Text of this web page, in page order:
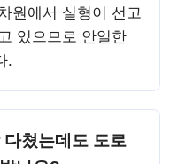
원에서 실형이 선고
있으므로 안일한
.
쳤는데도 도로